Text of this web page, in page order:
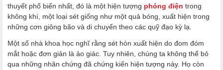
thuyết phổ biến nhất, đó là một hiện tượng phóng điện trong
không khí, một loại sét giống như một quả bóng, xuất hiện trong
những cơn giông bão và di chuyển theo các quỹ đạo kỳ lạ.
Một số nhà khoa học nghĩ rằng sét hòn xuất hiện do đom đóm
mắt hoặc đơn giản là ảo giác. Tuy nhiên, chúng ta không thể bỏ
qua những nhân chứng đã chứng kiến hiện tượng này. Họ còn